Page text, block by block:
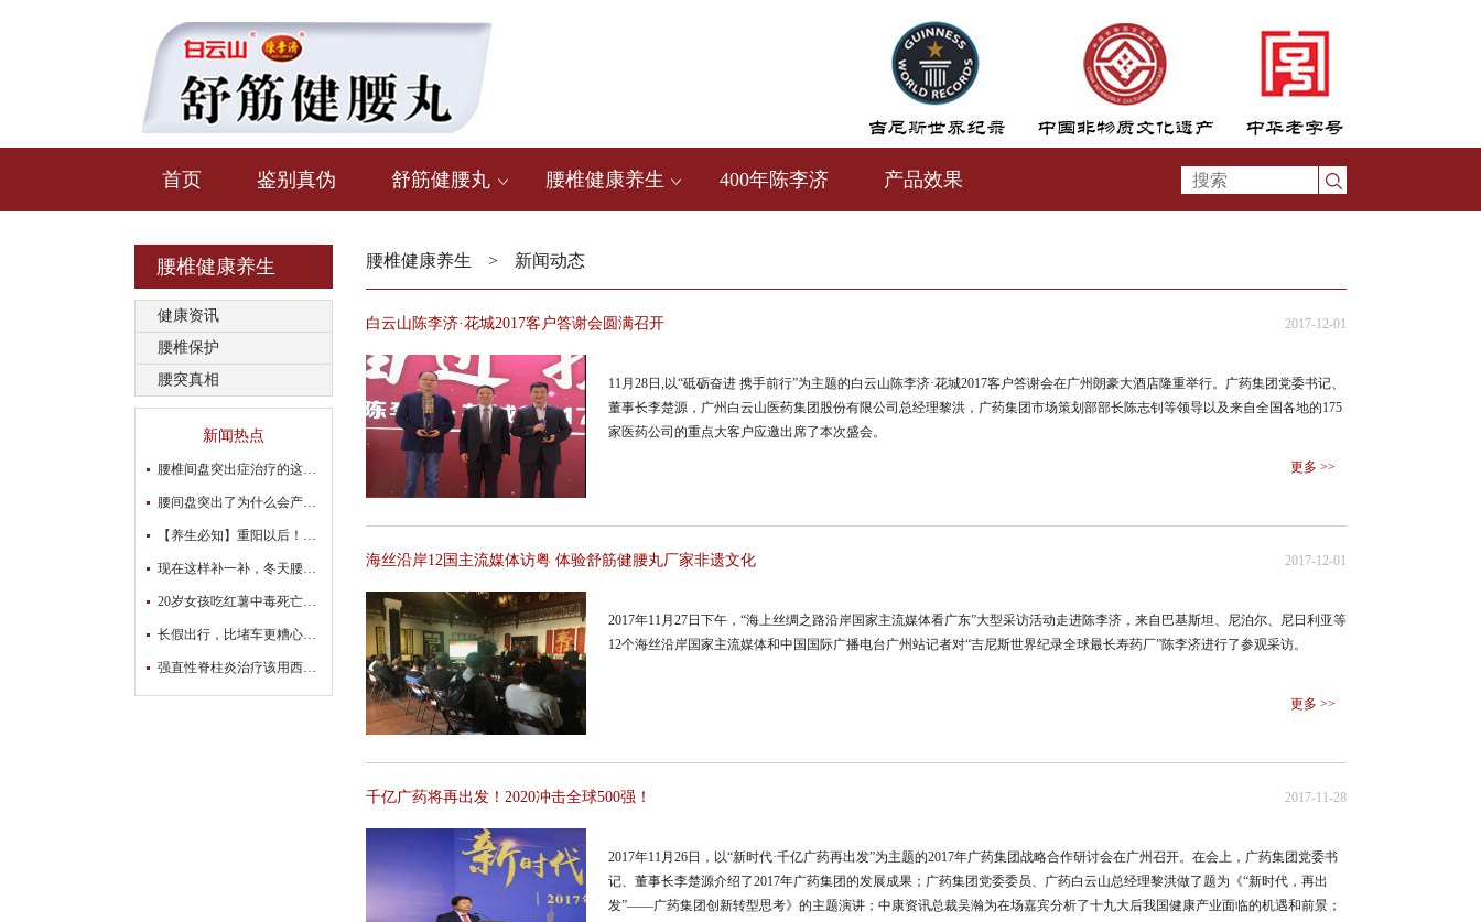
首页 鉴别真伪 舒筋健腰丸 腰椎健康养生 400年陈李济 产品效果
腰椎健康养生
健康资讯
腰椎保护
腰突真相
新闻热点
腰椎间盘突出症治疗的这些“潜规则”，你都知道吗？
腰间盘突出了为什么会产生腿麻的症状？如何消除？
【养生必知】重阳以后！不能再做这两件事
现在这样补一补，冬天腰腿不受苦！
20岁女孩吃红薯中毒死亡，医生苦口婆心，这样吃等于在吃毒药！
长假出行，比堵车更糟心的是…
强直性脊柱炎治疗该用西医还是中医？
腰椎健康养生 > 新闻动态
白云山陈李济·花城2017客户答谢会圆满召开 2017-12-01
11月28日,以“砥砺奋进 携手前行”为主题的白云山陈李济·花城2017客户答谢会在广州朗豪大酒店隆重举行。广药集团党委书记、
董事长李楚源，广州白云山医药集团股份有限公司总经理黎洪，广药集团市场策划部部长陈志钊等领导以及来自全国各地的175
家医药公司的重点大客户应邀出席了本次盛会。
更多 >>
海丝沿岸12国主流媒体访粤 体验舒筋健腰丸厂家非遗文化 2017-12-01
2017年11月27日下午，“海上丝绸之路沿岸国家主流媒体看广东”大型采访活动走进陈李济，来自巴基斯坦、尼泊尔、尼日利亚等
12个海丝沿岸国家主流媒体和中国国际广播电台广州站记者对“吉尼斯世界纪录全球最长寿药厂”陈李济进行了参观采访。
更多 >>
千亿广药将再出发！2020冲击全球500强！ 2017-11-28
2017年11月26日，以“新时代·千亿广药再出发”为主题的2017年广药集团战略合作研讨会在广州召开。在会上，广药集团党委书
记、董事长李楚源介绍了2017年广药集团的发展成果；广药集团党委委员、广药白云山总经理黎洪做了题为《“新时代，再出
发”——广药集团创新转型思考》的主题演讲；中康资讯总裁吴瀚为在场嘉宾分析了十九大后我国健康产业面临的机遇和前景；